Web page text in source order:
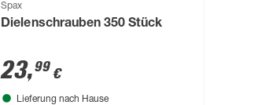
Spax
Dielenschrauben 350 Stück
23,99 €
Lieferung nach Hause